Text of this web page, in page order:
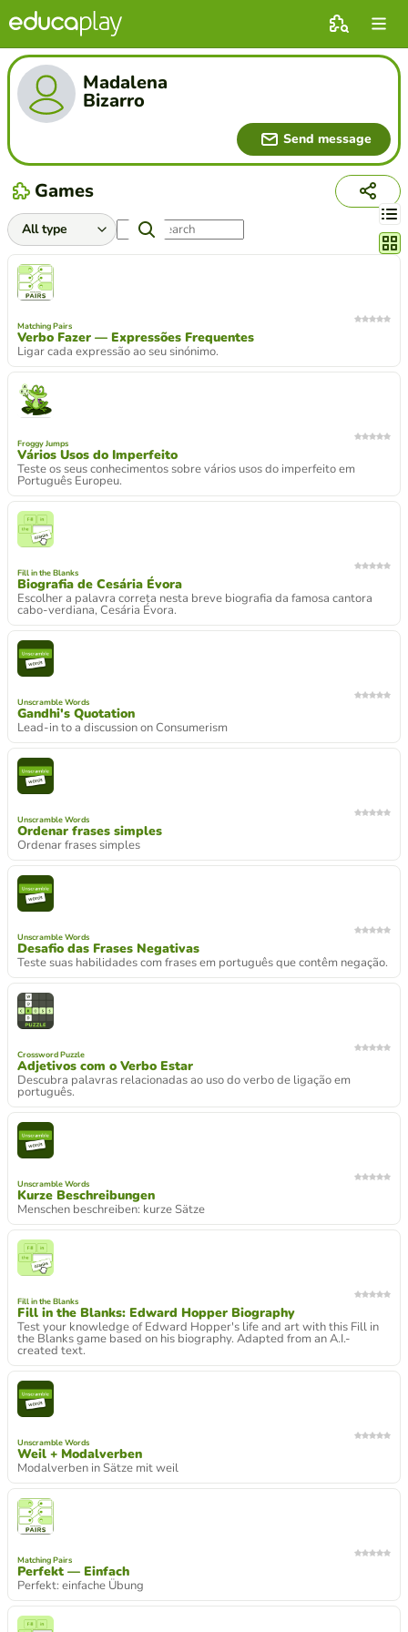
Madalena
Bizarro
Send message
Games
Matching Pairs
Verbo Fazer — Expressões Frequentes
Ligar cada expressão ao seu sinónimo.
Froggy Jumps
Vários Usos do Imperfeito
Teste os seus conhecimentos sobre vários usos do imperfeito em
Português Europeu.
Fill in the Blanks
Biografia de Cesária Évora
Escolher a palavra correta nesta breve biografia da famosa cantora
cabo-verdiana, Cesária Évora.
Unscramble Words
Gandhi's Quotation
Lead-in to a discussion on Consumerism
Unscramble Words
Ordenar frases simples
Ordenar frases simples
Unscramble Words
Desafio das Frases Negativas
Teste suas habilidades com frases em português que contêm negação.
Crossword Puzzle
Adjetivos com o Verbo Estar
Descubra palavras relacionadas ao uso do verbo de ligação em
português.
Unscramble Words
Kurze Beschreibungen
Menschen beschreiben: kurze Sätze
Fill in the Blanks
Fill in the Blanks: Edward Hopper Biography
Test your knowledge of Edward Hopper's life and art with this Fill in
the Blanks game based on his biography. Adapted from an A.I.-
created text.
Unscramble Words
Weil + Modalverben
Modalverben in Sätze mit weil
Matching Pairs
Perfekt — Einfach
Perfekt: einfache Übung